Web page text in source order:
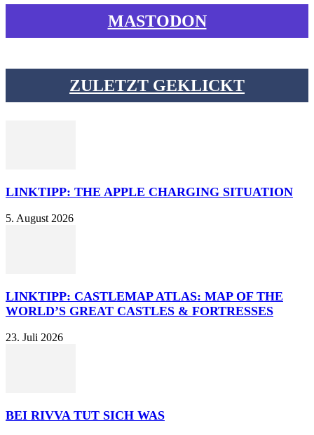
MASTODON
ZULETZT GEKLICKT
LINKTIPP: THE APPLE CHARGING SITUATION
5. August 2026
LINKTIPP: CASTLEMAP ATLAS: MAP OF THE
WORLD’S GREAT CASTLES & FORTRESSES
23. Juli 2026
BEI RIVVA TUT SICH WAS